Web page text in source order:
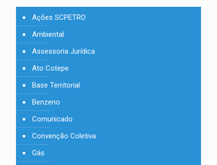
Ações SCPETRO
Ambiental
Assessoria Jurídica
Ato Cotepe
Base Territorial
Benzeno
Comunicado
Convenção Coletiva
Gás